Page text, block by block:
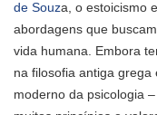
de Souza, o estoicismo
abordagens que
vida humana. Embora
na filosofia antiga
moderno da psicologia